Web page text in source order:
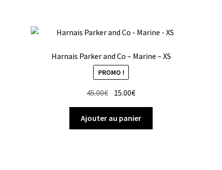
Harnais Parker and Co – Marine – XS
PROMO !
45.00€ Le
initial
était :
15.00€Le
actuel
est :
Ajouter au panier